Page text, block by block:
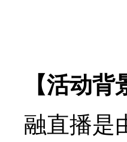
【活动背
融直播是